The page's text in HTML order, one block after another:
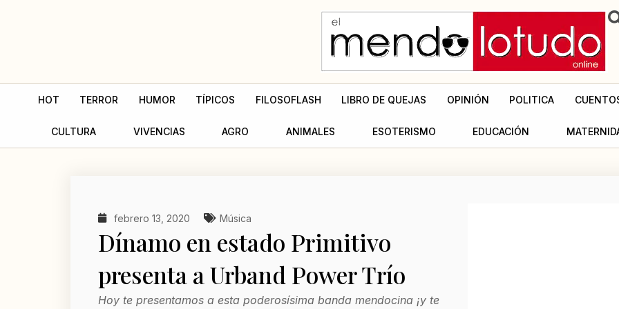
HOT TERROR HUMOR TÍPICOS FILOSOFLASH LIBRO DE QUEJAS OPINIÓN POLITICA
CULTURA VIVENCIAS AGRO ANIMALES ESOTERISMO EDUCACIÓN
febrero 13, 2020 Música
Dínamo en estado Primitivo
presenta a Urband Power Trío
Hoy te presentamos a esta poderosísima banda mendocina ¡y te